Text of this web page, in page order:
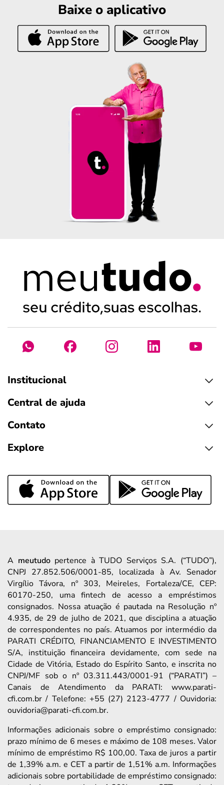
Baixe o aplicativo
Institucional
Central de ajuda
Contato
Explore
A meutudopertence à TUDO Serviços S.A. (“TUDO”),
CNPJ 27.852.506/0001-85, localizada à Av. Senador
Virgílio Távora, nº 303, Meireles, Fortaleza/CE, CEP:
60170-250, uma fintech de acesso a empréstimos
consignados. Nossa atuação é pautada na Resolução nº
4.935, de 29 de julho de 2021, que disciplina a atuação
de correspondentes no país. Atuamos por intermédio da
PARATI CRÉDITO, FINANCIAMENTO E INVESTIMENTO
S/A, instituição financeira devidamente, com sede na
Cidade de Vitória, Estado do Espírito Santo, e inscrita no
CNPJ/MF sob o nº 03.311.443/0001-91 (“PARATI”) –
Canais de Atendimento da PARATI: www.parati-
cfi.com.br / Telefone: +55 (27) 2123-4777 / Ouvidoria:
ouvidoria@parati-cfi.com.br.
Informações adicionais sobre o empréstimo consignado:
prazo mínimo de 6 meses e máximo de 108 meses. Valor
mínimo de empréstimo R$ 100,00. Taxa de juros a partir
de 1,39% a.m. e CET a partir de 1,51% a.m. Informações
adicionais sobre portabilidade de empréstimo consignado: